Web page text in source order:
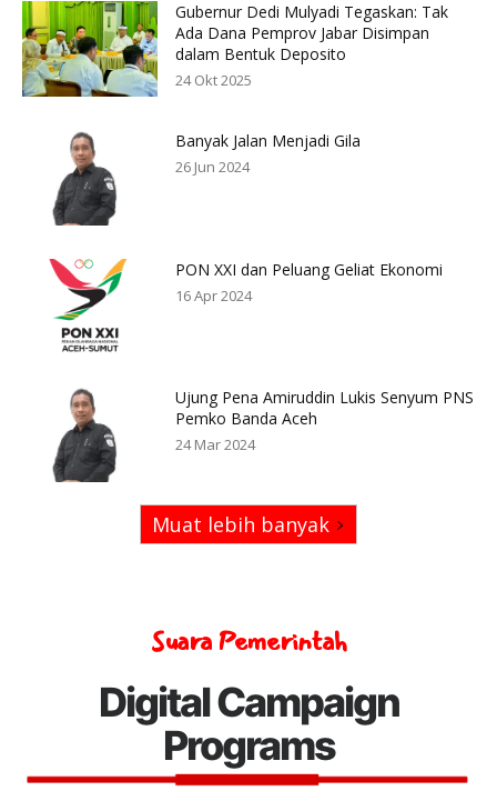
Gubernur Dedi Mulyadi Tegaskan: Tak
Ada Dana Pemprov Jabar Disimpan
dalam Bentuk Deposito
24 Okt 2025
Banyak Jalan Menjadi Gila
26 Jun 2024
PON XXI dan Peluang Geliat Ekonomi
16 Apr 2024
Ujung Pena Amiruddin Lukis Senyum PNS
Pemko Banda Aceh
24 Mar 2024
Muat lebih banyak
Suara Pemerintah
Digital Campaign
Programs